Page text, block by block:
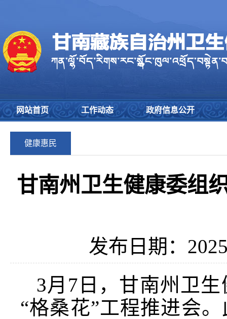
网站首页 工作动态 政府信息公开
健康惠民
甘南州卫生健康委组
发布日期：
3月7日，甘南州卫
“格桑花”工程推进会